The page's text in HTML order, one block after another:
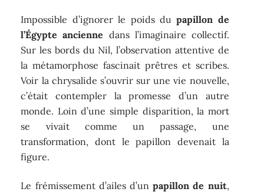
Impossible d’ignorer le poids dupapillon de
l’Égypte ancienne dans l’imaginaire collectif.
Sur les bords du Nil, l’observation attentive de
la métamorphose fascinait prêtres et scribes.
Voir la chrysalide s’ouvrir sur une vie nouvelle,
c’était contempler la promesse d’un autre
monde. Loin d’une simple disparition, la mort
se vivait comme un passage, une
transformation, dont le papillon devenait la
figure.
Le frémissement d’ailes d’unpapillon de nuit,